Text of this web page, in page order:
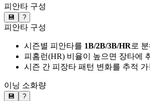
피안타 구성
💾 ?
피안타 구성
시즌별 피안타를 1B/2B/3B/HR로
피홈런(HR) 비율이 높으면 장타에
시즌 간 피장타 패턴 변화를 추적 가
이닝 소화량
💾 ?